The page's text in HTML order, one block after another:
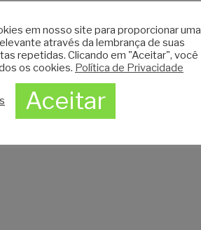
em nosso site para proporcionar uma
através da lembrança de suas
repetidas. Clicando em "Aceitar", você
os cookies. Política de Privacidade
Aceitar